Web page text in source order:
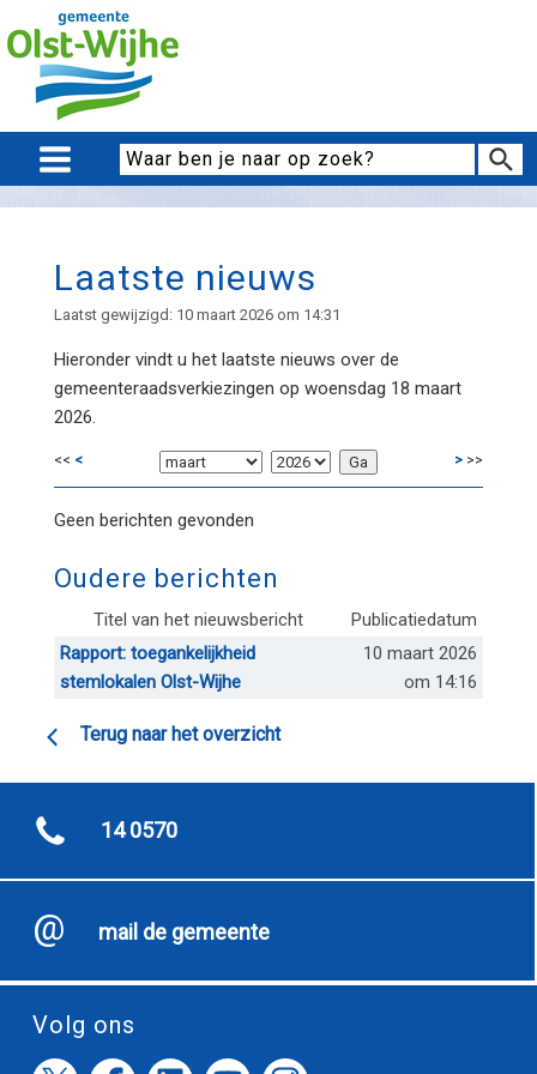
Laatste nieuws
Laatst gewijzigd: 10 maart 2026 om 14:31
Hieronder vindt u het laatste nieuws over de
gemeenteraadsverkiezingen op woensdag 18 maart
2026.
<< < > >>
Geen berichten gevonden
Oudere berichten
Titel van het nieuwsbericht
Publicatiedatum
Rapport: toegankelijkheid
stemlokalen Olst-Wijhe
10 maart 2026
om 14:16
Terug naar het overzicht
14 0570
mail de gemeente
Volg ons